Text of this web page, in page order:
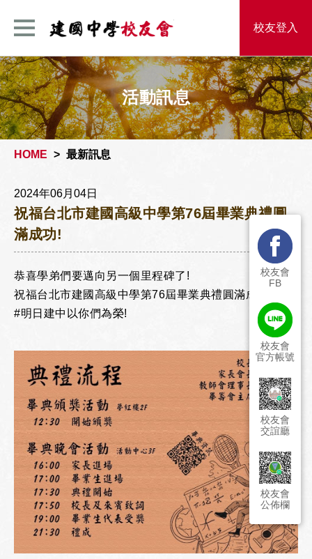
校友登入
校友會
FB
校友會
官方帳號
校友會
交誼廳
校友會
公佈欄
活動訊息
HOME 最新訊息
2024年06月04日
祝福台北市建國高級中學第76屆畢業典禮圓
滿成功!
恭喜學弟們要邁向另一個里程碑了!
祝福台北市建國高級中學第76屆畢業典禮圓滿成功!
#明日建中以你們為榮!